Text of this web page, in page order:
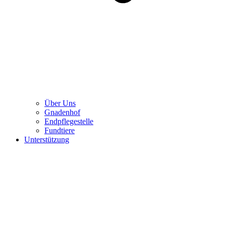
Über Uns
Gnadenhof
Endpflegestelle
Fundtiere
Unterstützung